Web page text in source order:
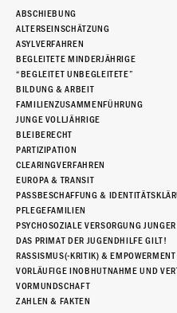
ABSCHIEBUNG
ALTERSEINSCHÄTZUNG
ASYLVERFAHREN
BEGLEITETE MINDERJÄHRIGE
“BEGLEITET UNBEGLEITETE”
BILDUNG & ARBEIT
FAMILIENZUSAMMENFÜHRUNG
JUNGE VOLLJÄHRIGE
BLEIBERECHT
PARTIZIPATION
CLEARINGVERFAHREN
EUROPA & TRANSIT
PASSBESCHAFFUNG &
PFLEGEFAMILIEN
PSYCHOSOZIALE VERSORGUNG
DAS PRIMAT DER JUGENDHILFE GILT!
RASSISMUS(-KRITIK) & EMPOWERMENT
VORLÄUFIGE INOBHUTNAHME UND
VORMUNDSCHAFT
ZAHLEN & FAKTEN